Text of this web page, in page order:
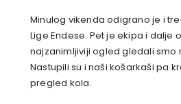
Minulog vikenda odigrano je i
Lige Endese. Pet je ekipa i dalje
najzanimljiviji ogled gledali smo
Nastupili su i naši košarkaši pa
pregled kola.